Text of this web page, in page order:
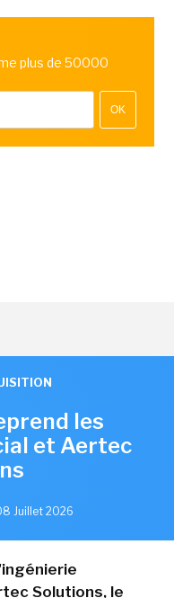
plus de 50000
OK
les
et Aertec
Juillet 2026
Solutions, le